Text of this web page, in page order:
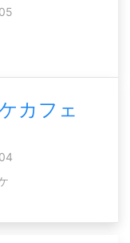
カフェ